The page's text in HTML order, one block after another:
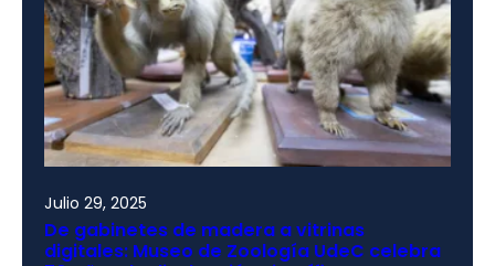
Julio 29, 2025
De gabinetes de madera a vitrinas
digitales: Museo de Zoología UdeC celebra